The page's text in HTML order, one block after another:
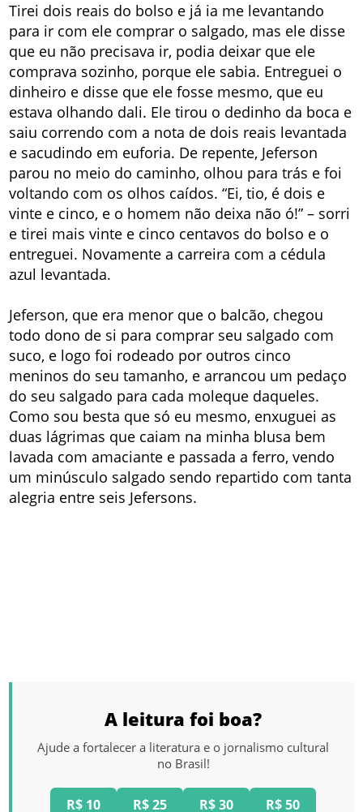
Tirei dois reais do bolso e já ia me levantando
para ir com ele comprar o salgado, mas ele disse
que eu não precisava ir, podia deixar que ele
comprava sozinho, porque ele sabia. Entreguei o
dinheiro e disse que ele fosse mesmo, que eu
estava olhando dali. Ele tirou o dedinho da boca e
saiu correndo com a nota de dois reais levantada
e sacudindo em euforia. De repente, Jeferson
parou no meio do caminho, olhou para trás e foi
voltando com os olhos caídos. “Ei, tio, é dois e
vinte e cinco, e o homem não deixa não ó!” – sorri
e tirei mais vinte e cinco centavos do bolso e o
entreguei. Novamente a carreira com a cédula
azul levantada.
Jeferson, que era menor que o balcão, chegou
todo dono de si para comprar seu salgado com
suco, e logo foi rodeado por outros cinco
meninos do seu tamanho, e arrancou um pedaço
do seu salgado para cada moleque daqueles.
Como sou besta que só eu mesmo, enxuguei as
duas lágrimas que caiam na minha blusa bem
lavada com amaciante e passada a ferro, vendo
um minúsculo salgado sendo repartido com tanta
alegria entre seis Jefersons.
A leitura foi boa?
Ajude a fortalecer a literatura e o jornalismo cultural
no Brasil!
R$ 10 R$ 25 R$ 30 R$ 50